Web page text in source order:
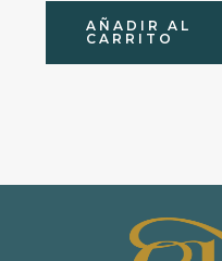
AÑADIR AL
CARRITO